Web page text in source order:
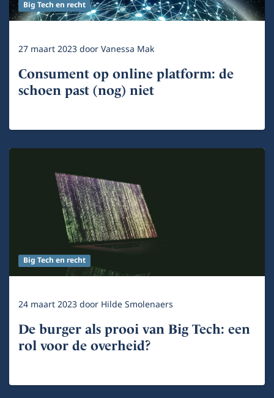
Big Tech en recht
27 maart 2023doorVanessa Mak
Consument op online platform: de
schoen past (nog) niet
Big Tech en recht
24 maart 2023door Hilde Smolenaers
De burger als prooi van Big Tech: een
rol voor de overheid?